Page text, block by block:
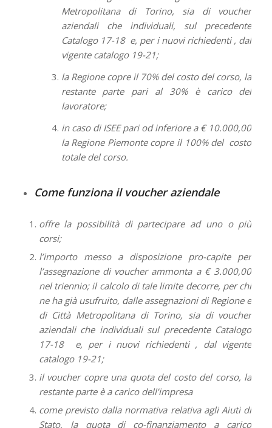
Metropolitana di Torino, sia di voucher
aziendali che individuali, sul precedente
Catalogo 17-18 e, per i nuovi richiedenti , dal
vigente catalogo 19-21;
la Regione copre il 70% del costo del corso, la
restante parte pari al 30% è carico del
lavoratore;
in caso di ISEE pari od inferiore a € 10.000,00
la Regione Piemonte copre il 100% del costo
totale del corso.
Come funziona il voucher aziendale
offre la possibilità di partecipare ad uno o più
corsi;
l’importo messo a disposizione pro-capite per
l’assegnazione di voucher ammonta a € 3.000,00
nel triennio; il calcolo di tale limite decorre, per chi
ne ha già usufruito, dalle assegnazioni di Regione e
di Città Metropolitana di Torino, sia di voucher
aziendali che individuali sul precedente Catalogo
17-18 e, per i nuovi richiedenti , dal vigente
catalogo 19-21;
il voucher copre una quota del costo del corso, la
restante parte è a carico dell’impresa
come previsto dalla normativa relativa agli Aiuti di
Stato, la quota di co-finanziamento a carico